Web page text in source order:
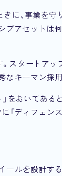
に、事業を
ブアセットは
スタートア
キーマン採
をおいてあ
「ディフェ
ルを設計す